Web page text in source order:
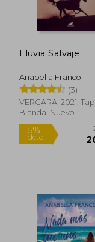
5%
dcto.
Lluvia Salvaje
Anabella Franco
(3)
VERGARA, 2021,
Blanda, Nuevo